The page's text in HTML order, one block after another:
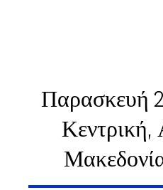
Παρασκευή
Κεντρική,